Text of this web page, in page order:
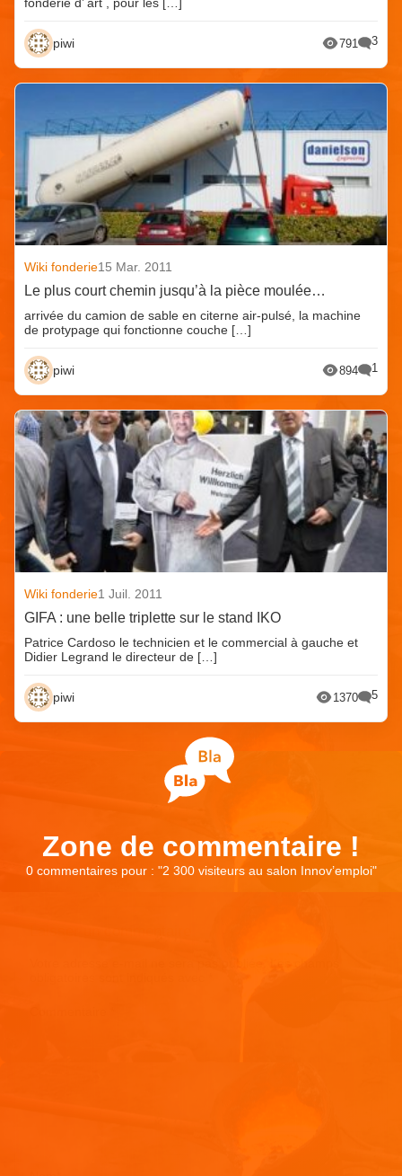
piwi 791 3
Wiki fonderie15 Mar. 2011
Le plus court chemin jusqu’à la pièce moulée…
arrivée du camion de sable en citerne air-pulsé, la machine
de protypage qui fonctionne couche […]
piwi 894 1
Wiki fonderie1 Juil. 2011
GIFA : une belle triplette sur le stand IKO
Patrice Cardoso le technicien et le commercial à gauche et
Didier Legrand le directeur de […]
piwi 1370 5
Zone de commentaire !
0 commentaires pour : "2 300 visiteurs au salon Innov’emploi"